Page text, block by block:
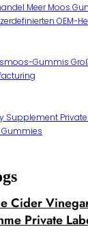
Meer Moos
OEM-
Gummis
Supplement
Gummies
Cider
Private